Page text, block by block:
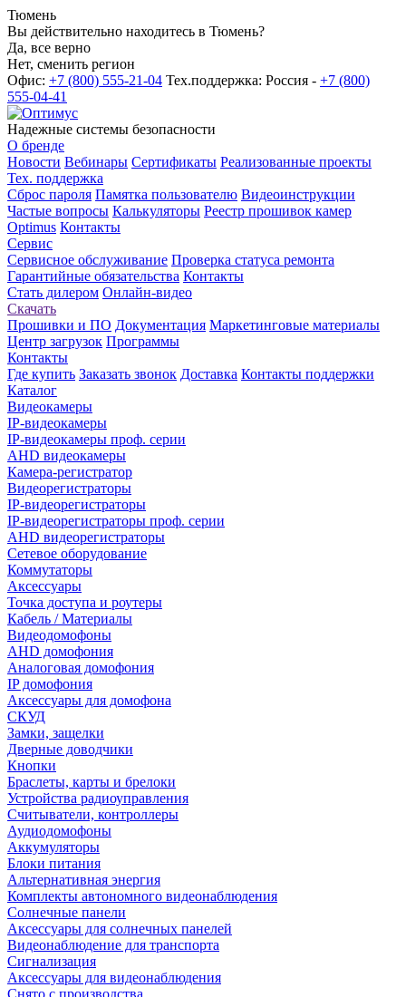
Тюмень
Вы действительно находитесь в Тюмень?
Да, все верно
Нет, сменить регион
Офис: +7 (800) 555-21-04 Тех.поддержка: Россия - +7 (800)
555-04-41
Надежные системы безопасности
О бренде
Новости Вебинары Сертификаты Реализованные проекты
Тех. поддержка
Сброс пароля Памятка пользователю Видеоинструкции
Частые вопросы Калькуляторы Реестр прошивок камер
Optimus Контакты
Сервис
Сервисное обслуживание Проверка статуса ремонта
Гарантийные обязательства Контакты
Стать дилером Онлайн-видео
Скачать
Прошивки и ПО Документация Маркетинговые материалы
Центр загрузок Программы
Контакты
Где купить Заказать звонок Доставка Контакты поддержки
Каталог
Видеокамеры
IP-видеокамеры
IP-видеокамеры проф. серии
AHD видеокамеры
Камера-регистратор
Видеорегистраторы
IP-видеорегистраторы
IP-видеорегистраторы проф. серии
AHD видеорегистраторы
Сетевое оборудование
Коммутаторы
Аксессуары
Точка доступа и роутеры
Кабель / Материалы
Видеодомофоны
AHD домофония
Аналоговая домофония
IP домофония
Аксессуары для домофона
СКУД
Замки, защелки
Дверные доводчики
Кнопки
Браслеты, карты и брелоки
Устройства радиоуправления
Считыватели, контроллеры
Аудиодомофоны
Аккумуляторы
Блоки питания
Альтернативная энергия
Комплекты автономного видеонаблюдения
Солнечные панели
Аксессуары для солнечных панелей
Видеонаблюдение для транспорта
Сигнализация
Аксессуары для видеонаблюдения
Снято с производства